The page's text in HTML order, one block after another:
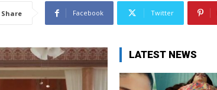
Share Facebook Twitter
LATEST NEWS